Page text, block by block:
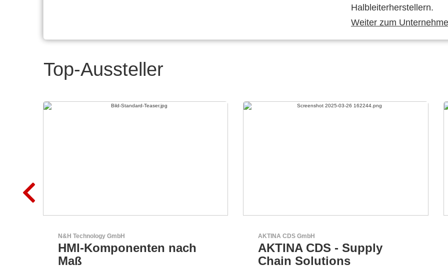
Halbleiterherstellern.
Weiter zum
Top-Aussteller
AKTINA CDS GmbH
AKTINA CDS - Supply
Chain Solutions
LEMO Elektronik GmbH
Original Push-Pull-
Connector – Made in